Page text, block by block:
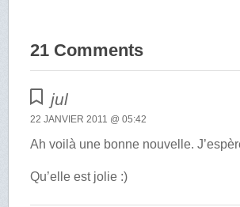
21 Comments
jul
22 JANVIER 2011 @ 05:42
Ah voilà une bonne nouvelle.
Qu’elle est jolie :)